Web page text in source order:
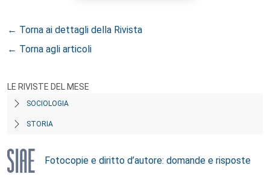
← Torna ai dettagli della Rivista
← Torna agli articoli
LE RIVISTE DEL MESE
SOCIOLOGIA
STORIA
Fotocopie e diritto d’autore: domande e risposte